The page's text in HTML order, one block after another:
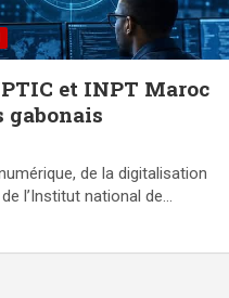
et INPT Maroc
gabonais
de la digitalisation
l’Institut national de…